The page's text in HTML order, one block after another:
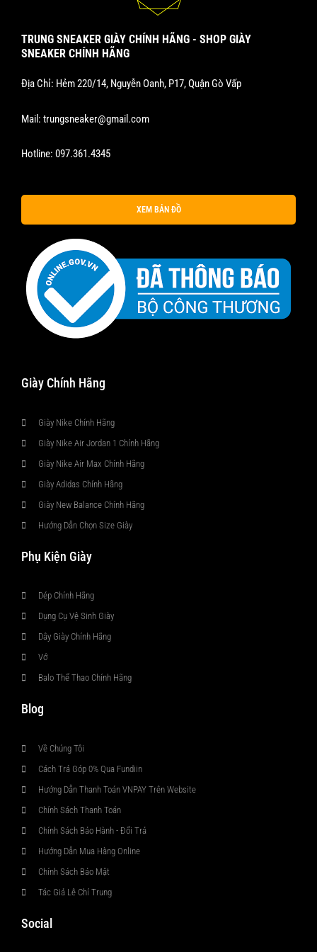
TRUNG SNEAKER GIÀY CHÍNH HÃNG - SHOP GIÀY
SNEAKER CHÍNH HÃNG
Địa Chỉ: Hẻm 220/14, Nguyễn Oanh, P17, Quận Gò Vấp
Mail: trungsneaker@gmail.com
Hotline: 097.361.4345
XEM BẢN ĐỒ
Giày Chính Hãng
Giày Nike Chính Hãng
Giày Nike Air Jordan 1 Chính Hãng
Giày Nike Air Max Chính Hãng
Giày Adidas Chính Hãng
Giày New Balance Chính Hãng
Hướng Dẫn Chọn Size Giày
Phụ Kiện Giày
Dép Chính Hãng
Dụng Cụ Vệ Sinh Giày
Dây Giày Chính Hãng
Vớ
Balo Thể Thao Chính Hãng
Blog
Về Chúng Tôi
Cách Trả Góp 0% Qua Fundiin
Hướng Dẫn Thanh Toán VNPAY Trên Website
Chính Sách Thanh Toán
Chính Sách Bảo Hành - Đổi Trả
Hướng Dẫn Mua Hàng Online
Chính Sách Bảo Mật
Tác Giả Lê Chí Trung
Social